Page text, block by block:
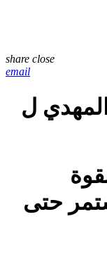
share close
email
ل
حتى